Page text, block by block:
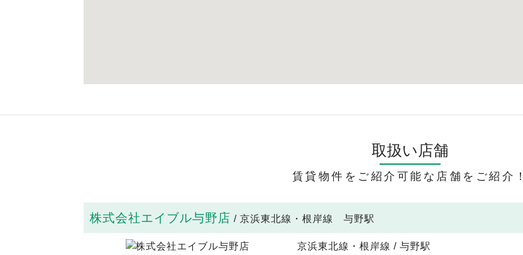
取扱い店舗
賃貸物件をご紹介可能な店舗をご紹介！
株式会社エイブル与野店 / 京浜東北線・根岸線 与野駅
京浜東北線・根岸線 / 与野駅